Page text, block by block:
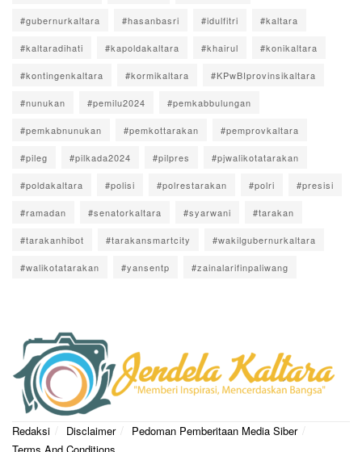
#gubernurkaltara #hasanbasri #idulfitri #kaltara
#kaltaradihati #kapoldakaltara #khairul #konikaltara
#kontingenkaltara #kormikaltara #KPwBIprovinsikaltara
#nunukan #pemilu2024 #pemkabbulungan
#pemkabnunukan #pemkottarakan #pemprovkaltara
#pileg #pilkada2024 #pilpres #pjwalikotatarakan
#poldakaltara #polisi #polrestarakan #polri #presisi
#ramadan #senatorkaltara #syarwani #tarakan
#tarakanhibot #tarakansmartcity #wakilgubernurkaltara
#walikotatarakan #yansentp #zainalarifinpaliwang
Redaksi Disclaimer
Pedoman Pemberitaan Media Siber